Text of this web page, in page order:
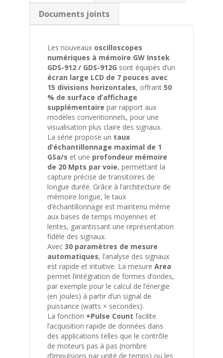
Documents joints
Les nouveaux oscilloscopes
numériques à mémoire GW Instek
GDS-912 / GDS-912G sont équipés d’un
écran large LCD de 7 pouces avec
15 divisions horizontales, offrant 50
% de surface d’affichage
supplémentaire par rapport aux
modèles conventionnels, pour une
visualisation plus claire des signaux.
La série propose un taux
d’échantillonnage maximal de 1
GSa/s et une profondeur mémoire
de 20 Mpts par voie, permettant la
capture précise de transitoires de
longue durée. Grâce à l’architecture de
mémoire longue, le taux
d’échantillonnage est maintenu même
aux bases de temps moyennes et
lentes, garantissant une représentation
fidèle des signaux.
Avec 30 paramètres de mesure
automatiques, l’analyse des signaux
est rapide et intuitive. La mesure Area
permet l’intégration de formes d’ondes,
par exemple pour le calcul de l’énergie
(en joules) à partir d’un signal de
puissance (watts × secondes).
La fonction +Pulse Count facilite
l’acquisition rapide de données dans
des applications telles que le contrôle
de moteurs pas à pas (nombre
d’impulsions par unité de temps) ou les